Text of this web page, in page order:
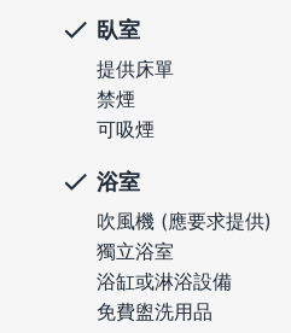
臥室
提供床單
禁煙
可吸煙
浴室
吹風機 (應要求提供)
獨立浴室
浴缸或淋浴設備
免費盥洗用品